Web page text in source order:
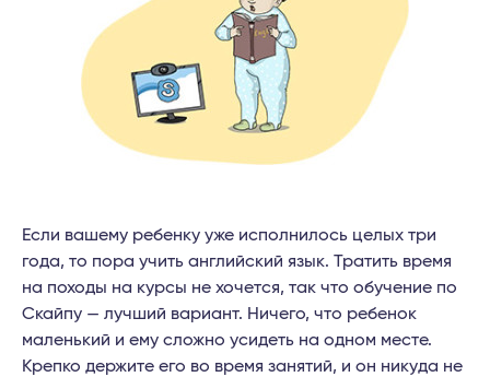
Если вашему ребенку уже исполнилось целых три
года, то пора учить английский язык. Тратить время
на походы на курсы не хочется, так что обучение по
Скайпу — лучший вариант. Ничего, что ребенок
маленький и ему сложно усидеть на одном месте.
Крепко держите его во время занятий, и он никуда не